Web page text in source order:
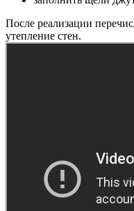
После реализации
утепление стен.